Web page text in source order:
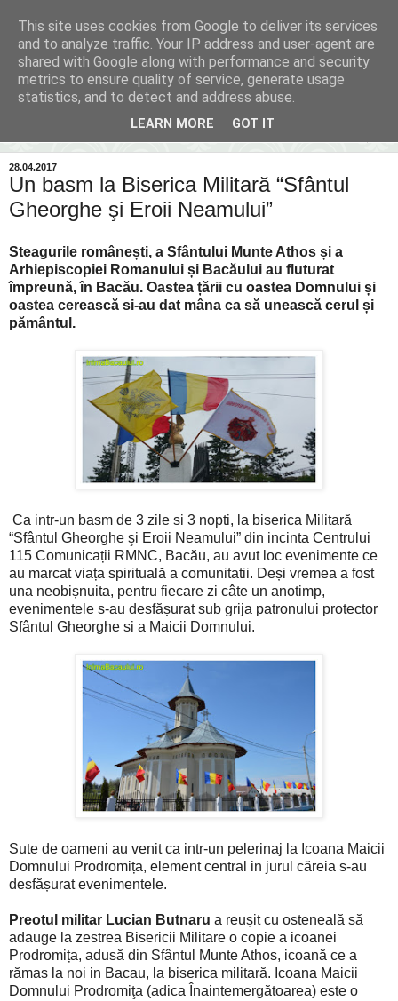
Inima Bacăului
Din inima Bacăului...spre inima ta...
28.04.2017
Un basm la Biserica Militară “Sfântul
Gheorghe şi Eroii Neamului”
Steagurile românești, a Sfântului Munte Athos și a
Arhiepiscopiei Romanului și Bacăului au fluturat
împreună, în Bacău. Oastea țării cu oastea Domnului și
oastea cerească si-au dat mâna ca să unească cerul și
pământul.
Ca intr-un basm de 3 zile si 3 nopti, la biserica Militară
“Sfântul Gheorghe şi Eroii Neamului” din incinta Centrului
115 Comunicații RMNC, Bacău, au avut loc evenimente ce
au marcat viața spirituală a comunitatii. Deși vremea a fost
una neobișnuita, pentru fiecare zi câte un anotimp,
evenimentele s-au desfășurat sub grija patronului protector
Sfântul Gheorghe si a Maicii Domnului.
Sute de oameni au venit ca intr-un pelerinaj la Icoana Maicii
Domnului Prodromița, element central in jurul căreia s-au
desfășurat evenimentele.
Preotul militar Lucian Butnaru a reușit cu osteneală să
adauge la zestrea Bisericii Militare o copie a icoanei
Prodromița, adusă din Sfântul Munte Athos, icoană ce a
rămas la noi in Bacau, la biserica militară. Icoana Maicii
Domnului Prodromiţa (adica Înaintemergătoarea) este o
This site uses cookies from Google to deliver its services
and to analyze traffic. Your IP address and user-agent are
shared with Google along with performance and security
metrics to ensure quality of service, generate usage
statistics, and to detect and address abuse.
LEARN MORE GOT IT